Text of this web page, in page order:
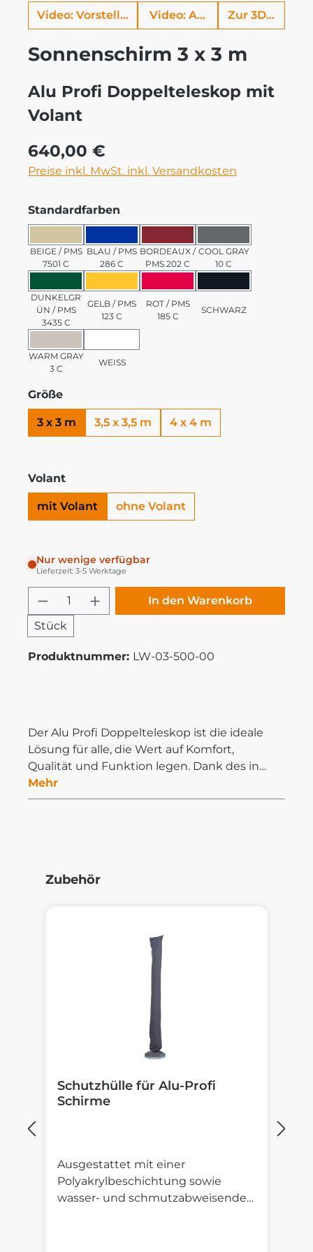
Video: Vorstellung Alu ProfiVideo: AufbauhilfeZur 3D Ansicht
Sonnenschirm 3 x 3 m
Alu Profi Doppelteleskop mit
Volant
Regulärer Preis:
640,00 €
Preise inkl. MwSt. inkl. Versandkosten
Standardfarben
BEIGE / PMS 7501 C
BEIGE / PMS
7501 C
BLAU / PMS 286 C
BLAU / PMS
286 C
BORDEAUX / PMS 202 C
BORDEAUX /
PMS 202 C
COOL GRAY 10 C
COOL GRAY
10 C
DUNKELGRÜN / PMS 3435 C
DUNKELGR
ÜN / PMS
3435 C
GELB / PMS 123 C
GELB / PMS
123 C
ROT / PMS 185 C
ROT / PMS
185 C
SCHWARZ
SCHWARZ
WARM GRAY 3 C
WARM GRAY
3 C
WEISS
WEISS
Größe
3 x 3 m 3,5 x 3,5 m 4 x 4 m
Volant
mit Volant ohne Volant
Nur wenige verfügbar
Lieferzeit: 3-5 Werktage
Produkt Anzahl: Gib den
Stück
In den Warenkorb
Produktnummer: LW-03-500-00
Der Alu Profi Doppelteleskop ist die ideale
Lösung für alle, die Wert auf Komfort,
Qualität und Funktion legen. Dank des in…
Mehr
Produktgalerie überspringen
Zubehör
Schutzhülle für Alu-Profi
Schirme
Ausgestattet mit einer
Polyakrylbeschichtung sowie
wasser- und schmutzabweisender